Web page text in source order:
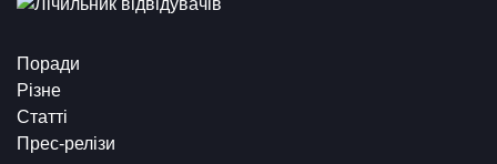
Поради
Різне
Статті
Прес-релізи